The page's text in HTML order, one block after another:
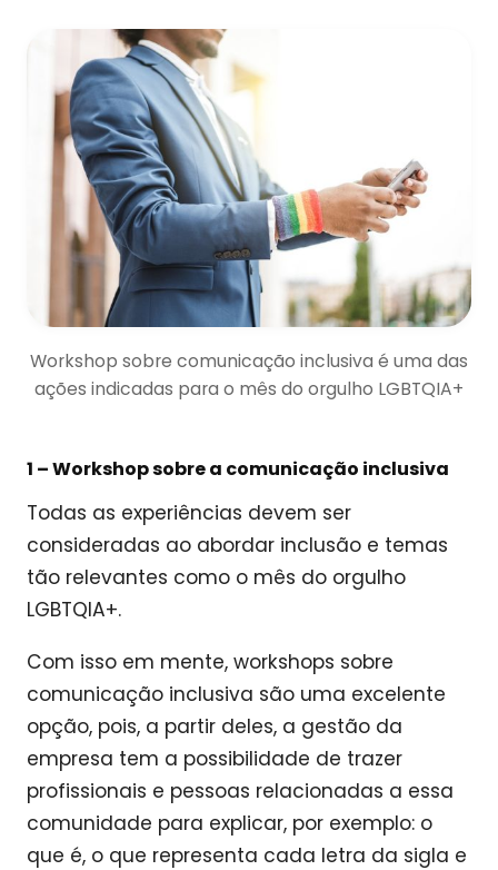
Workshop sobre comunicação inclusiva é uma das
ações indicadas para o mês do orgulho LGBTQIA+
1 –Workshop sobre a comunicação inclusiva
Todas as experiências devem ser
consideradas ao abordar inclusão e temas
tão relevantes como o mês do orgulho
LGBTQIA+.
Com isso em mente, workshops sobre
comunicação inclusiva são uma excelente
opção, pois, a partir deles, a gestão da
empresa tem a possibilidade de trazer
profissionais e pessoas relacionadas a essa
comunidade para explicar, por exemplo: o
que é, o que representa cada letra da sigla e